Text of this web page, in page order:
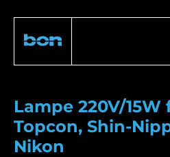
Lampe 220V/15W
Topcon, Shin-
Nikon